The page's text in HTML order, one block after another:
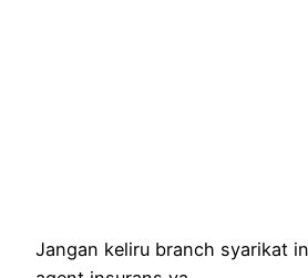
Jangan keliru branch syarikat